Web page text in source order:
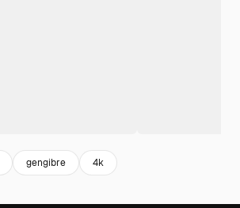
gengibre 4k